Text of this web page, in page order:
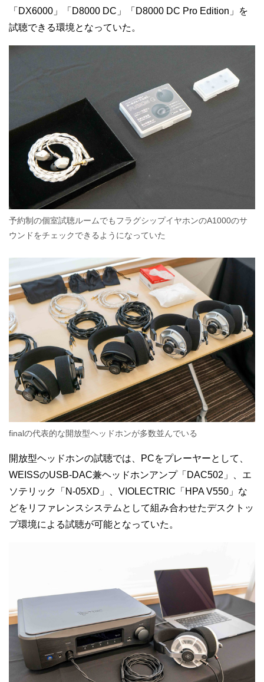
「DX6000」「D8000 DC」「D8000 DC Pro Edition」を
試聴できる環境となっていた。
予約制の個室試聴ルームでもフラグシップイヤホンのA1000のサ
ウンドをチェックできるようになっていた
finalの代表的な開放型ヘッドホンが多数並んでいる
開放型ヘッドホンの試聴では、PCをプレーヤーとして、
WEISSのUSB-DAC兼ヘッドホンアンプ「DAC502」、エ
ソテリック「N-05XD」、VIOLECTRIC「HPA V550」な
どをリファレンスシステムとして組み合わせたデスクトッ
プ環境による試聴が可能となっていた。